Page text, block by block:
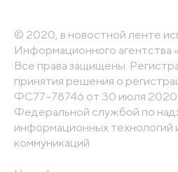
© 2020, в новостной ленте
Информационного агентства
Все права защищены.
принятия решения о
ФС77-78746 от 30 июля 2020
Федеральной службой по
информационных технологий
коммуникаций